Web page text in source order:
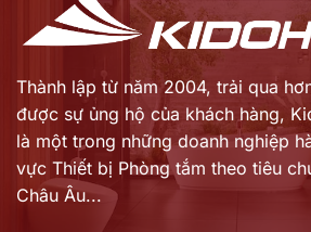
Thành lập từ năm 2004, trải qua
được sự ủng hộ của khách hàng,
là một trong những doanh nghiệp
vực Thiết bị Phòng tắm theo tiêu
Châu Âu...